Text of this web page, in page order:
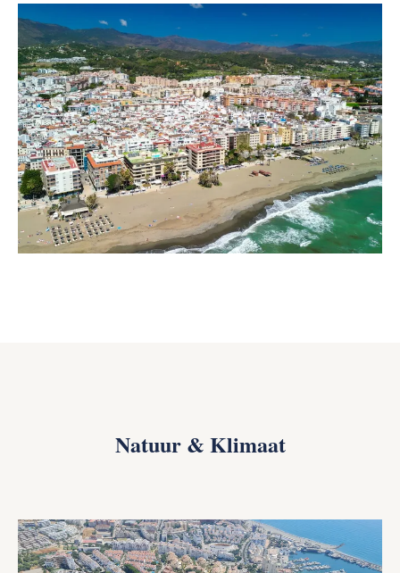
Natuur & Klimaat